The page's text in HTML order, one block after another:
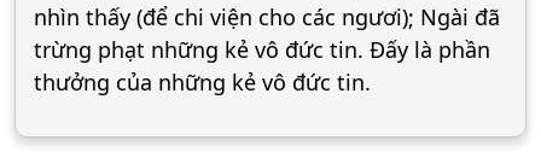
nhìn thấy (để chi viện cho các ngươi); Ngài đã
trừng phạt những kẻ vô đức tin. Đấy là phần
thưởng của những kẻ vô đức tin.